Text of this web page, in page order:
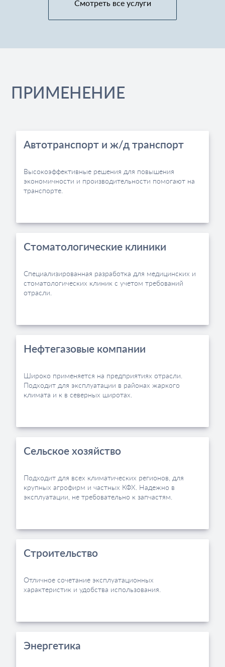
Смотреть все услуги
ПРИМЕНЕНИЕ
Автотранспорт и ж/д транспорт
Высокоэффективные решения для повышения
экономичности и производительности помогают на
транспорте.
Стоматологические клиники
Специализированная разработка для медицинских и
стоматологических клиник с учетом требований
отрасли.
Нефтегазовые компании
Широко применяется на предприятиях отрасли.
Подходит для эксплуатации в районах жаркого
климата и к в северных широтах.
Сельское хозяйство
Подходит для всех климатических регионов, для
крупных агрофирм и частных КФХ. Надежно в
эксплуатации, не требовательно к запчастям.
Строительство
Отличное сочетание эксплуатационных
характеристик и удобства использования.
Энергетика